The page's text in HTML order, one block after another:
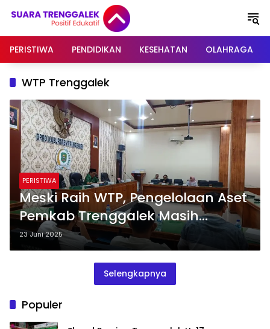
PERISTIWA
PENDIDIKAN KESEHATAN OLAHRAGA
WTP Trenggalek
PERISTIWA
Meski Raih WTP, Pengelolaan Aset
Pemkab Trenggalek Masih
Bermasalah
23 Juni 2025
Selengkapnya
Populer